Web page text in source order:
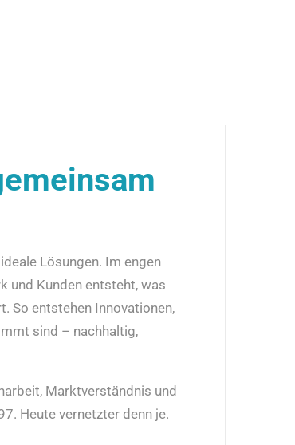
Lösungen. Im engen
und Kunden entsteht, was
So entstehen Innovationen,
sind – nachhaltig,
Marktverständnis und
Heute vernetzter denn je.